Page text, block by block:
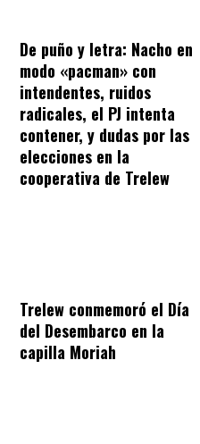
De puño y letra: Nacho en
modo «pacman» con
intendentes, ruidos
radicales, el PJ intenta
contener, y dudas por las
elecciones en la
cooperativa de Trelew
Trelew conmemoró el Día
del Desembarco en la
capilla Moriah